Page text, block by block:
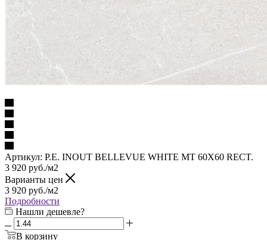
Артикул: P.E. INOUT BELLEVUE WHITE MT 60X60 RECT.
3 920 руб./м2
Варианты цен
3 920 руб./м2
Подробности
Нашли дешевле?
В корзину